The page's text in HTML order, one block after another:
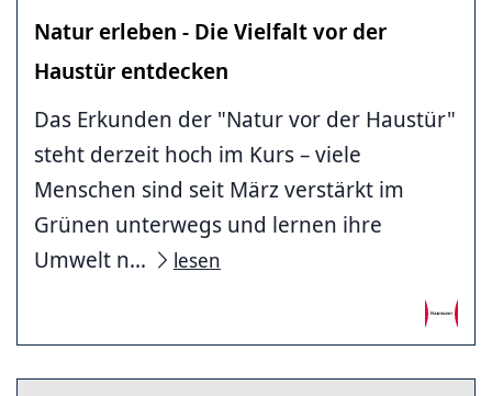
Natur erleben - Die Vielfalt vor der
Haustür entdecken
Das Erkunden der "Natur vor der Haustür"
steht derzeit hoch im Kurs – viele
Menschen sind seit März verstärkt im
Grünen unterwegs und lernen ihre
Umwelt n...
lesen